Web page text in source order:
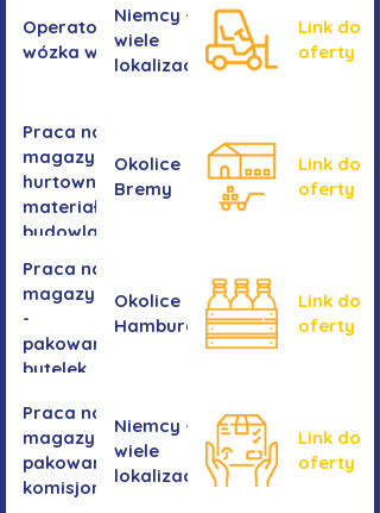
Operator/operatorka
wózka widłowego
Niemcy -
wiele
lokalizacji
Link do
oferty
Praca na
magazynie -
hurtownia
materiałów
budowlanych
Okolice
Bremy
Link do
oferty
Praca na
magazynie
-
pakowanie
butelek
Okolice
Hamburga
Link do
oferty
Praca na
magazynie /
pakowanie /
komisjonowanie
Niemcy -
wiele
lokalizacji
Link do
oferty